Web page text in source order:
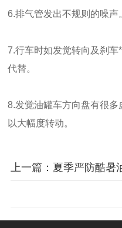
6.排气管发出不规则的噪声
7.行车时如发觉转向及刹
代替。
8.发觉油罐车方向盘有很
以大幅度转动。
上一篇：夏季严防酷